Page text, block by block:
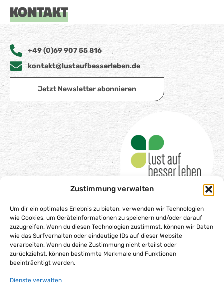
Zustimmung verwalten
Um dir ein optimales Erlebnis zu bieten, verwenden wir Technologien
wie Cookies, um Geräteinformationen zu speichern und/oder darauf
zuzugreifen. Wenn du diesen Technologien zustimmst, können wir Daten
wie das Surfverhalten oder eindeutige IDs auf dieser Website
verarbeiten. Wenn du deine Zustimmung nicht erteilst oder
zurückziehst, können bestimmte Merkmale und Funktionen
beeinträchtigt werden.
Dienste verwalten
KONTAKT
+49 (0)69 907 55 816
kontakt@lustaufbesserleben.de
Jetzt Newsletter abonnieren
Impressum
Datenschutzerklärung
Barrierefreiheitserklärung